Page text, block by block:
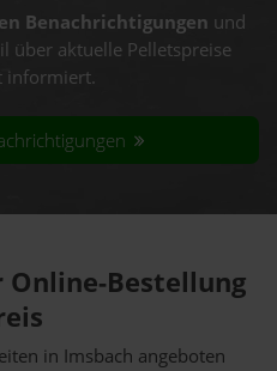
Benachrichtigungen und
über aktuelle Pelletspreise
informiert.
Online-Bestellung
in Imsbach angeboten